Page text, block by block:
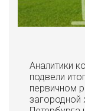
Аналитики
подвели
первичном
загородной